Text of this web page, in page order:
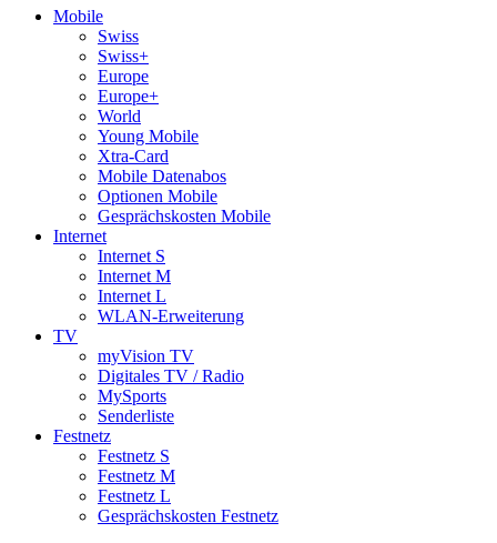
Mobile
Swiss
Swiss+
Europe
Europe+
World
Young Mobile
Xtra-Card
Mobile Datenabos
Optionen Mobile
Gesprächskosten Mobile
Internet
Internet S
Internet M
Internet L
WLAN-Erweiterung
TV
myVision TV
Digitales TV / Radio
MySports
Senderliste
Festnetz
Festnetz S
Festnetz M
Festnetz L
Gesprächskosten Festnetz